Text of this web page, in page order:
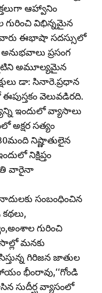
ఆహ్వానిం
విభిన్నమైన
ఈభాషా సదస్సులో
ప్రసంగ
అమూల్యమైన
డా: సినారె.ప్రధాన
వెలువడిరది.
ఇందులో వ్యాసాలు
సత్యం
నిష్ణాతులైన
నిక్షిప్తం
వారైనా
సంబంధించిన
గురించి
మనకు
గిరిజన జాతుల
భీంరావు,‘‘గోండి
సుదీర్ఘ వ్యాసంలో